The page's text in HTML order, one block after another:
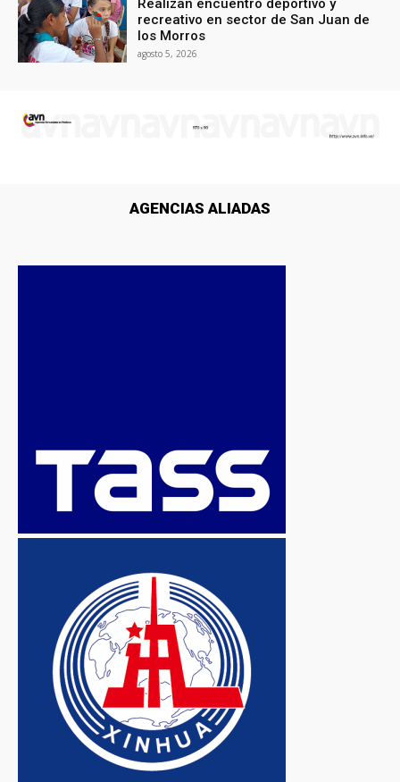
Realizan encuentro deportivo y
recreativo en sector de San Juan de
los Morros
agosto 5, 2026
AGENCIAS ALIADAS